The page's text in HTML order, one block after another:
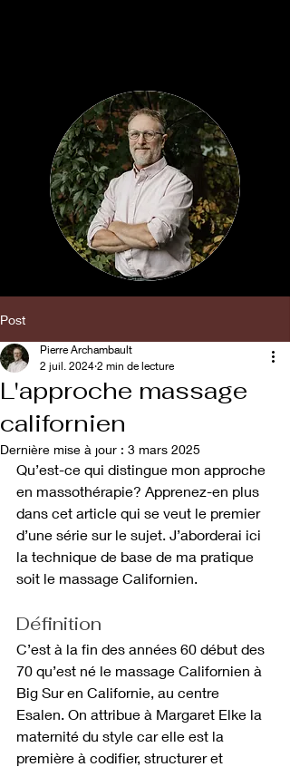
Post
L'approche massage
californien
Pierre Archambault
2 juil. 2024 2 min de lecture
Dernière mise à jour : 3 mars 2025
Qu’est-ce qui distingue mon approche
en massothérapie? Apprenez-en plus
dans cet article qui se veut le premier
d’une série sur le sujet. J’aborderai ici
la technique de base de ma pratique
soit le massage Californien.
Définition
C’est à la fin des années 60 début des
70 qu’est né le massage Californien à
Big Sur en Californie, au centre
Esalen. On attribue à Margaret Elke la
maternité du style car elle est la
première à codifier, structurer et